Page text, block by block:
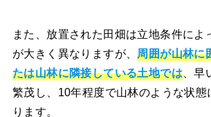
また、放置された田畑は立地条件によ
が大きく異なりますが、周囲が山林に
たは山林に隣接している土地では、早
繁茂し、10年程度で山林のような状態
ります。